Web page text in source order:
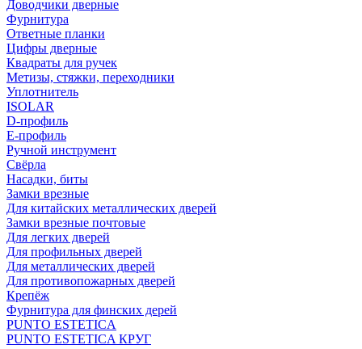
Доводчики дверные
Фурнитура
Ответные планки
Цифры дверные
Квадраты для ручек
Метизы, стяжки, переходники
Уплотнитель
ISOLAR
D-профиль
Е-профиль
Ручной инструмент
Свёрла
Насадки, биты
Замки врезные
Для китайских металлических дверей
Замки врезные почтовые
Для легких дверей
Для профильных дверей
Для металлических дверей
Для противопожарных дверей
Крепёж
Фурнитура для финских дерей
PUNTO ESTETICA
PUNTO ESTETICA КРУГ